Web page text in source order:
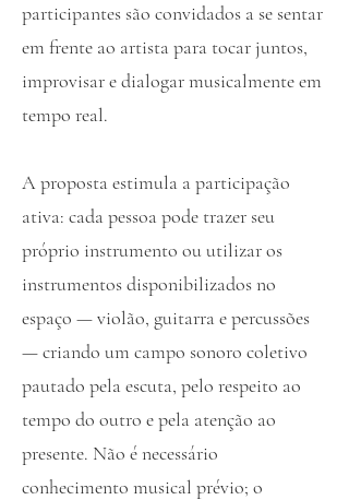
participantes são convidados a se sentar
em frente ao artista para tocar juntos,
improvisar e dialogar musicalmente em
tempo real.
A proposta estimula a participação
ativa: cada pessoa pode trazer seu
próprio instrumento ou utilizar os
instrumentos disponibilizados no
espaço — violão, guitarra e percussões
— criando um campo sonoro coletivo
pautado pela escuta, pelo respeito ao
tempo do outro e pela atenção ao
presente. Não é necessário
conhecimento musical prévio; o